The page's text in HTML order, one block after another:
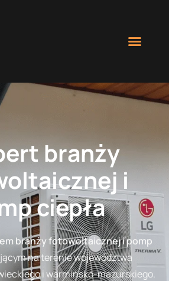
branży
i
ciepła
branży fotowoltaicznej i pomp
na terenie województwa
i warmińsko-mazurskiego.